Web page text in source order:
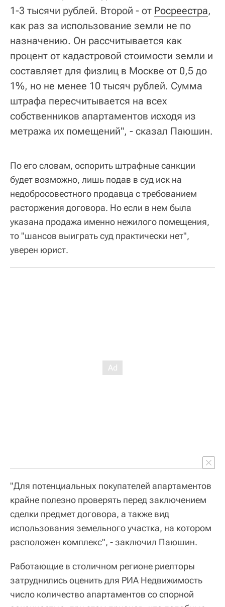
1-3 тысячи рублей. Второй - от Росреестра,
как раз за использование земли не по
назначению. Он рассчитывается как
процент от кадастровой стоимости земли и
составляет для физлиц в Москве от 0,5 до
1%, но не менее 10 тысяч рублей. Сумма
штрафа пересчитывается на всех
собственников апартаментов исходя из
метража их помещений", - сказал Паюшин.
По его словам, оспорить штрафные санкции
будет возможно, лишь подав в суд иск на
недобросовестного продавца с требованием
расторжения договора. Но если в нем была
указана продажа именно нежилого помещения,
то "шансов выиграть суд практически нет",
уверен юрист.
"Для потенциальных покупателей апартаментов
крайне полезно проверять перед заключением
сделки предмет договора, а также вид
использования земельного участка, на котором
расположен комплекс", - заключил Паюшин.
Работающие в столичном регионе риелторы
затруднились оценить для РИА Недвижимость
число количество апартаментов со спорной